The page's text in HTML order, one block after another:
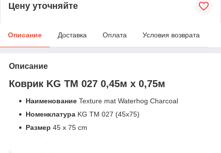
Цену уточняйте
Описание Доставка Оплата Условия возврата
Описание
Коврик KG ТМ 027 0,45м х 0,75м
Наименование Texture mat Waterhog Charcoal
Номенклатура KG TM 027 (45х75)
Размер 45 x 75 cm